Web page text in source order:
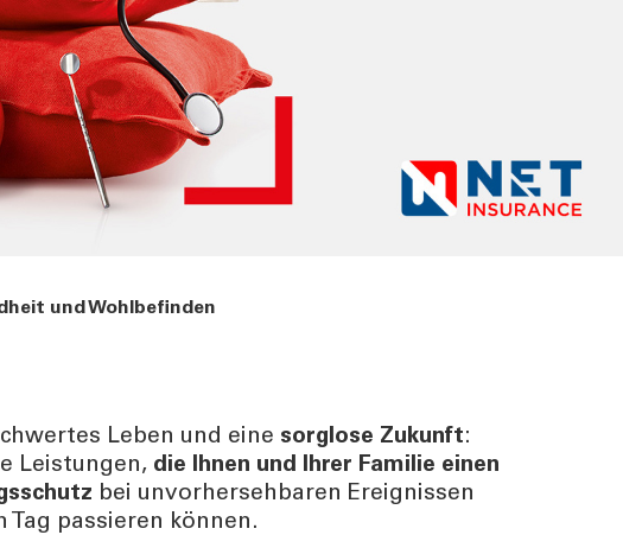
und Wohlbefinden
Leben und eine sorglose Zukunft:
Leistungen, die Ihnen und Ihrer Familie einen
bei unvorhersehbaren Ereignissen
Tag passieren können.